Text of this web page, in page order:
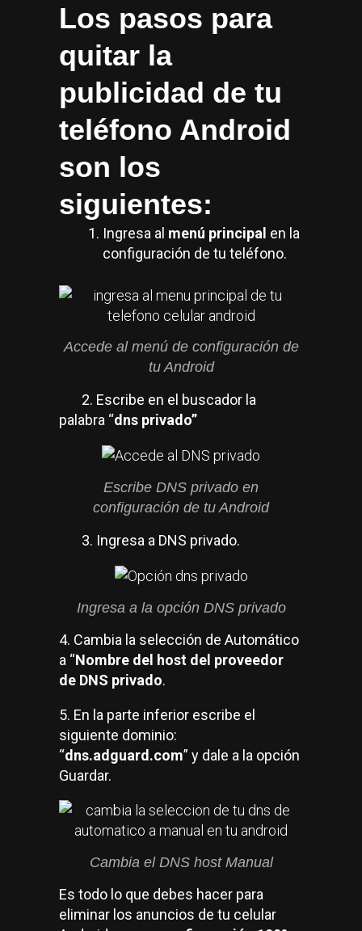
Los pasos para
quitar la
publicidad de tu
teléfono Android
son los
siguientes:
Ingresa al menú principal en la
configuración de tu teléfono.
Accede al menú de configuración de
tu Android
2. Escribe en el buscador la
palabra “dns privado”
Escribe DNS privado en
configuración de tu Android
3. Ingresa a DNS privado.
Ingresa a la opción DNS privado
4. Cambia la selección de Automático
a “Nombre del host del proveedor
de DNS privado.
5. En la parte inferior escribe el
siguiente dominio:
“dns.adguard.com” y dale a la opción
Guardar.
Cambia el DNS host Manual
Es todo lo que debes hacer para
eliminar los anuncios de tu celular
a
u
l
a
n